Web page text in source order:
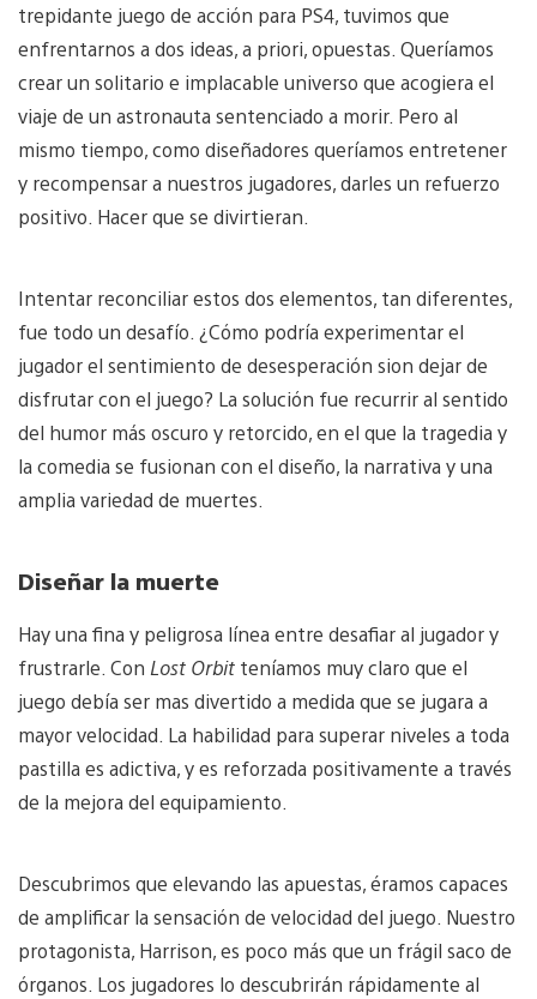
trepidante juego de acción para PS4, tuvimos que
enfrentarnos a dos ideas, a priori, opuestas. Queríamos
crear un solitario e implacable universo que acogiera el
viaje de un astronauta sentenciado a morir. Pero al
mismo tiempo, como diseñadores queríamos entretener
y recompensar a nuestros jugadores, darles un refuerzo
positivo. Hacer que se divirtieran.
Intentar reconciliar estos dos elementos, tan diferentes,
fue todo un desafío. ¿Cómo podría experimentar el
jugador el sentimiento de desesperación sion dejar de
disfrutar con el juego? La solución fue recurrir al sentido
del humor más oscuro y retorcido, en el que la tragedia y
la comedia se fusionan con el diseño, la narrativa y una
amplia variedad de muertes.
Diseñar la muerte
Hay una fina y peligrosa línea entre desafiar al jugador y
frustrarle. Con Lost Orbit teníamos muy claro que el
juego debía ser mas divertido a medida que se jugara a
mayor velocidad. La habilidad para superar niveles a toda
pastilla es adictiva, y es reforzada positivamente a través
de la mejora del equipamiento.
Descubrimos que elevando las apuestas, éramos capaces
de amplificar la sensación de velocidad del juego. Nuestro
protagonista, Harrison, es poco más que un frágil saco de
órganos. Los jugadores lo descubrirán rápidamente al